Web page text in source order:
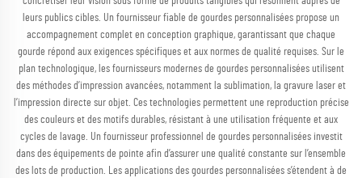
leurs publics cibles. Un fournisseur fiable de gourdes personnalisées propose un
accompagnement complet en conception graphique, garantissant que chaque
gourde répond aux exigences spécifiques et aux normes de qualité requises. Sur le
plan technologique, les fournisseurs modernes de gourdes personnalisées utilisent
des méthodes d’impression avancées, notamment la sublimation, la gravure laser et
l’impression directe sur objet. Ces technologies permettent une reproduction précise
des couleurs et des motifs durables, résistant à une utilisation fréquente et aux
cycles de lavage. Un fournisseur professionnel de gourdes personnalisées investit
dans des équipements de pointe afin d’assurer une qualité constante sur l’ensemble
des lots de production. Les applications des gourdes personnalisées s’étendent à de